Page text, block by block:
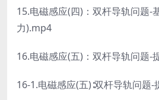
15.电磁感应(四)：双杆导轨问题-
力).mp4
16.电磁感应(五)：双杆导轨问题-
16-1.电磁感应(五)∶双杆导轨问题